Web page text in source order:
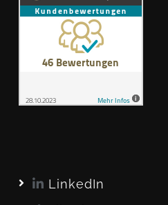
LinkedIn